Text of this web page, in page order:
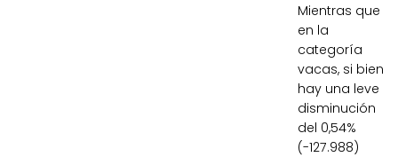
Mientras que
en la
categoría
vacas, si bien
hay una leve
disminución
del 0,54%
(-127.988)